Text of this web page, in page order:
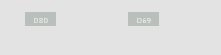
D80 D69